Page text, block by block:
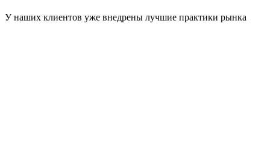
У наших клиентов уже внедрены лучшие практики рынка